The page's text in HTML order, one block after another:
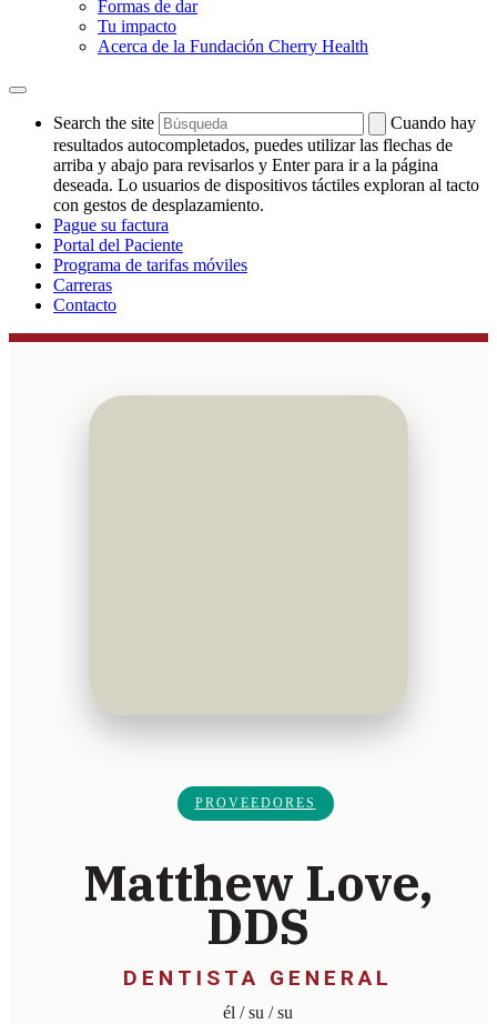
Formas de dar
Tu impacto
Acerca de la Fundación Cherry Health
Search the site
Cuando hay
resultados autocompletados, puedes utilizar las flechas de
arriba y abajo para revisarlos y Enter para ir a la página
deseada. Lo usuarios de dispositivos táctiles exploran al tacto
con gestos de desplazamiento.
Pague su factura
Portal del Paciente
Programa de tarifas móviles
Carreras
Contacto
PROVEEDORES
Matthew Love,
DDS
DENTISTA GENERAL
él / su / su